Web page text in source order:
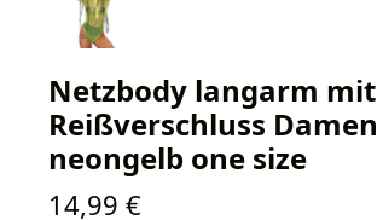
Netzbody langarm mit
Reißverschluss Damen
neongelb one size
Regulärer Preis:
14,99 €